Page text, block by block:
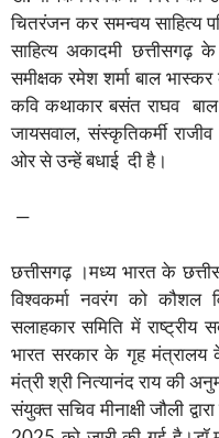
चितरंजन कर समन्वय साहित्य
साहित्य अकादमी छत्तीसगढ़
समीक्षक रमेश शर्मा बाल
कवि कथाकार बसंत राघव बाल
जायसवाल, संस्कृतिकर्मी
ओर से उन्हें बधाई दी है।
—
छत्तीसगढ़ ।मध्य भारत के
विश्वकर्मा नवरंग को कौशल
सलाहकार समिति में
भारत सरकार के गृह मंत्रालय के
मंत्री श्री नित्यानंद राय की
संयुक्त सचिव मीनाक्षी जौली